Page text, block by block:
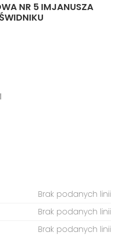
NR 5 IMJANUSZA
Brak podanych linii
Brak podanych linii
Brak podanych linii